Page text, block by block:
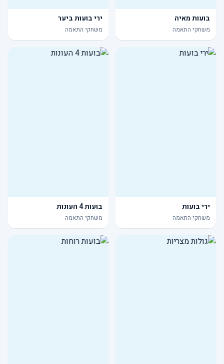
בועות מאיה
משחקי התאמה
ירי בועות ביער
משחקי התאמה
ירי בועות
משחקי התאמה
בועות 4 העונות
משחקי התאמה